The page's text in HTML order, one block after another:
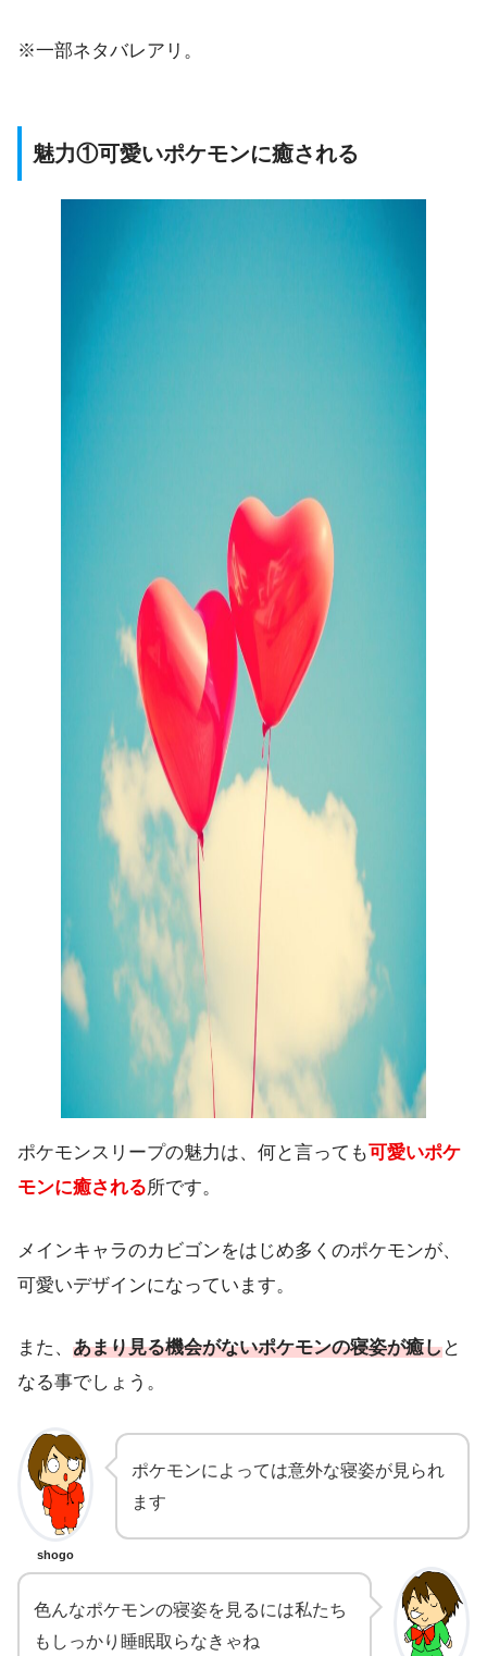
※一部ネタバレアリ。
魅力①可愛いポケモンに癒される
ポケモンスリープの魅力は、何と言っても可愛いポケ
モンに癒される所です。
メインキャラのカビゴンをはじめ多くのポケモンが、
可愛いデザインになっています。
また、 あまり見る機会がないポケモンの寝姿が癒しと
なる事でしょう。
shogo
ポケモンによっては意外な寝姿が見られ
ます
色んなポケモンの寝姿を見るには私たち
もしっかり睡眠取らなきゃね